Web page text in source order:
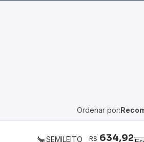
Ordenar por:
SEMILEITO R$ 634,92